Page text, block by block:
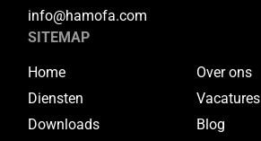
info@hamofa.com
SITEMAP
Home
Over ons
Diensten
Vacatures
Downloads
Blog